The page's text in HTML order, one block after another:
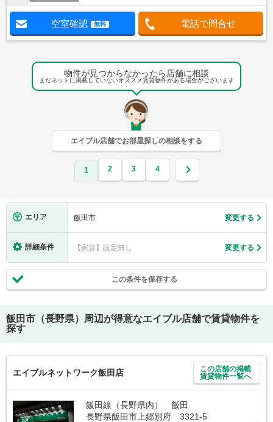
空室確認 無料 電話で問合せ
物件が見つからなかったら店舗に相談
まだネットに掲載していないオススメ賃貸物件がある場合がございます
エイブル店舗でお部屋探しの相談をする
1 2 3 4
エリア 飯田市 変更する
詳細条件 【家賃】設定無し 変更する
この条件を保存する
飯田市（長野県）
周辺が得意なエイブル店舗で賃貸物件を
探す
エイブルネットワーク飯田店
この店舗の掲載
賃貸物件一覧へ
飯田線（長野県内） 飯田
長野県飯田市上郷別府 3321-5